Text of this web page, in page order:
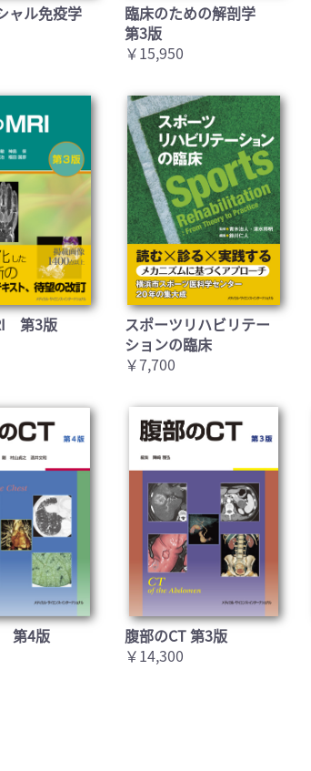
ャル免疫学
臨床のための解剖学
第3版
￥15,950
第3版
スポーツリハビリテー
ションの臨床
￥7,700
第4版
腹部のCT 第3版
￥14,300